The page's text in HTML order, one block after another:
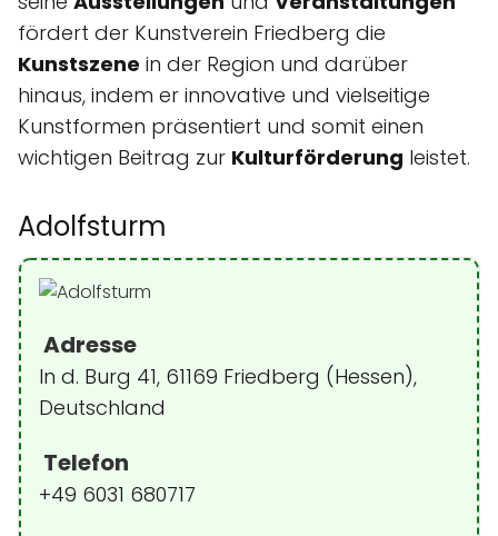
fördert der Kunstverein Friedberg die
Kunstszene in der Region und darüber
hinaus, indem er innovative und vielseitige
Kunstformen präsentiert und somit einen
wichtigen Beitrag zur Kulturförderung leistet.
Adolfsturm
Adresse
In d. Burg 41, 61169 Friedberg (Hessen),
Deutschland
Telefon
+49 6031 680717